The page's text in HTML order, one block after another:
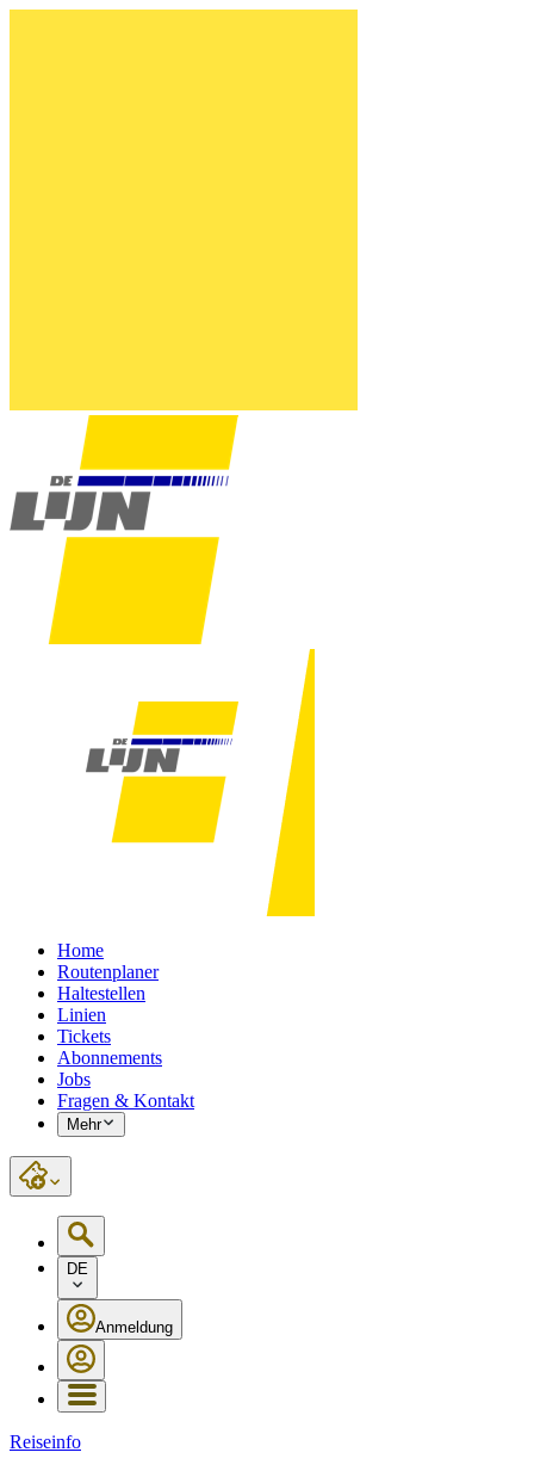
Home
Routenplaner
Haltestellen
Linien
Tickets
Abonnements
Jobs
Fragen & Kontakt
Mehr
DE
Anmeldung
Reiseinfo